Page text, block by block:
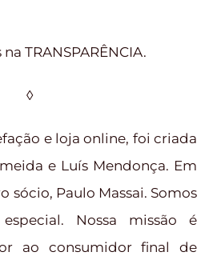
TRANSPARÊNCIA.
◊
e loja online, foi criada
e Luís Mendonça. Em
sócio, Paulo Massai. Somos
Nossa missão é
ao consumidor final de